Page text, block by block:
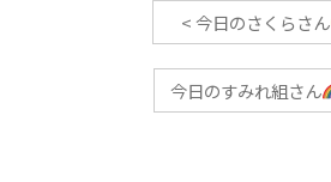
<今日のさくらさん
今日のすみれ組さん